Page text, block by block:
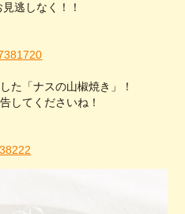
逃しなく！！
た「ナスの山椒焼き」！
してくださいね！